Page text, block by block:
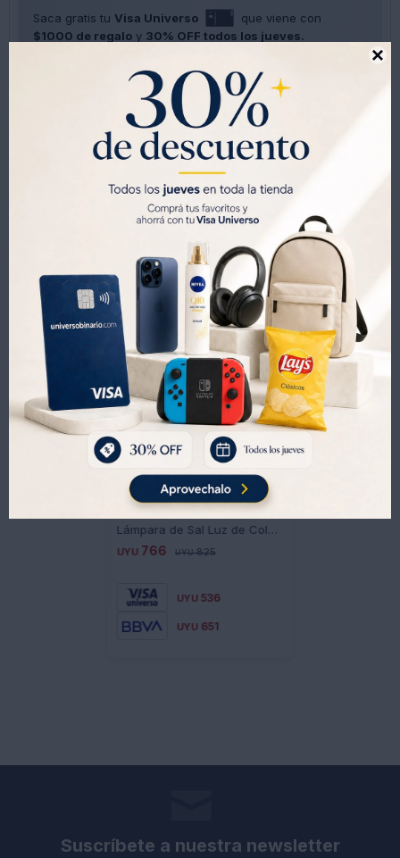

Saca gratis tu Visa Universo
que viene con
$1000 de regalo y 30% OFF todos los jueves.
 
Métodos y costos de envíos
Productos que te pueden interesar
UYU 766 UYU 825
UYU 536
UYU 651
Suscríbete a nuestra newsletter